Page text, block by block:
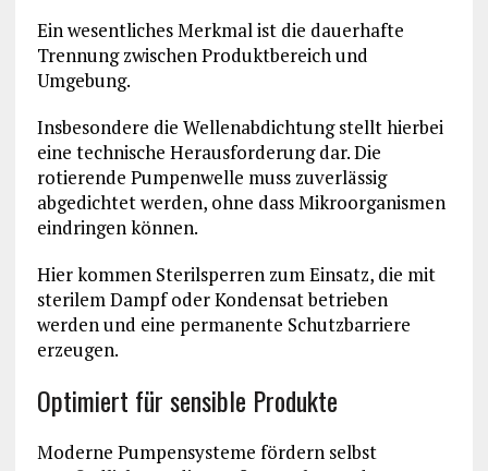
Ein wesentliches Merkmal ist die dauerhafte
Trennung zwischen Produktbereich und
Umgebung.
Insbesondere die Wellenabdichtung stellt hierbei
eine technische Herausforderung dar. Die
rotierende Pumpenwelle muss zuverlässig
abgedichtet werden, ohne dass Mikroorganismen
eindringen können.
Hier kommen Sterilsperren zum Einsatz, die mit
sterilem Dampf oder Kondensat betrieben
werden und eine permanente Schutzbarriere
erzeugen.
Optimiert für sensible Produkte
Moderne Pumpensysteme fördern selbst